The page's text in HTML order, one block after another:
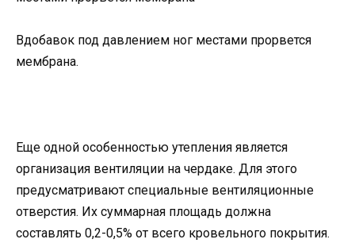
Вдобавок под давлением ног местами прорвется
мембрана.
Еще одной особенностью утепления является
организация вентиляции на чердаке. Для этого
предусматривают специальные вентиляционные
отверстия. Их суммарная площадь должна
составлять 0,2-0,5% от всего кровельного покрытия.